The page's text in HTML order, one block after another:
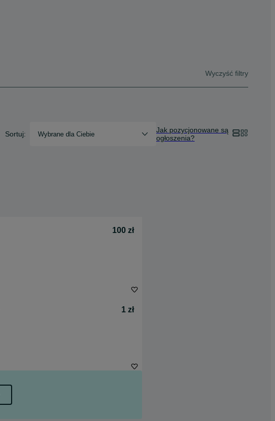
Wyczyść filtry
Sortuj: Wybrane dla Ciebie
Jak pozycjonowane są
ogłoszenia?
100 zł
1 zł